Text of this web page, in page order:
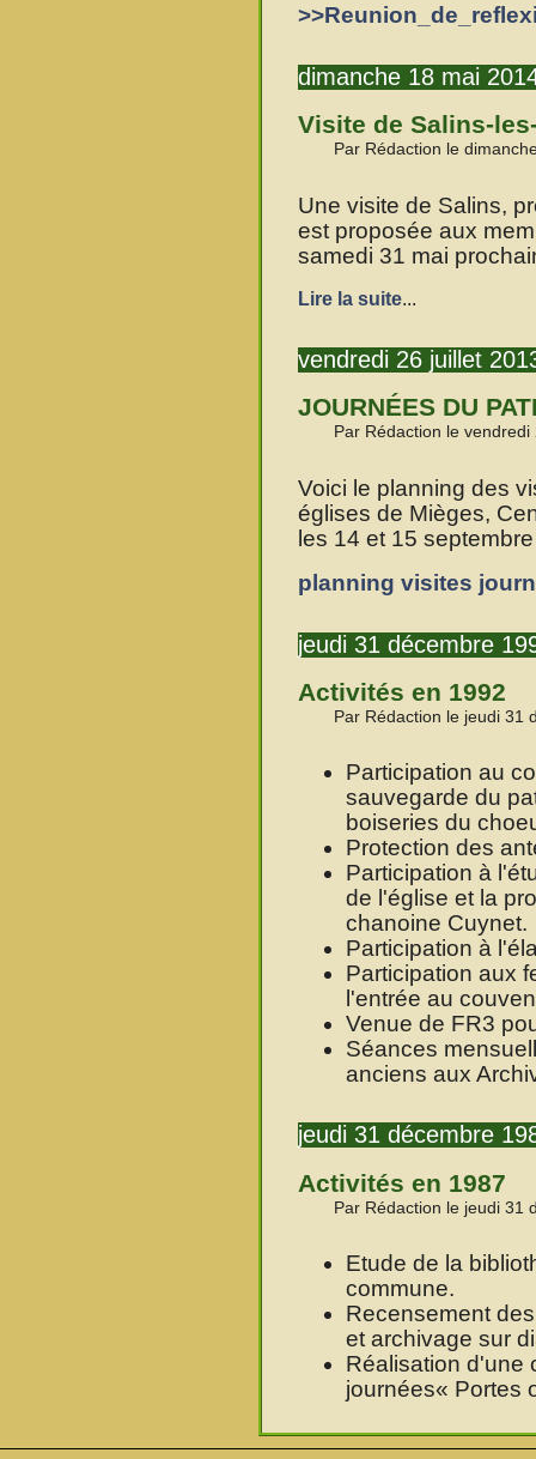
dimanche 18 mai
Visite de Salins-
Par Rédaction le
Une visite de Salins,
est proposée aux
samedi 31 mai
Lire la suite...
vendredi 26 juillet
JOURNÉES DU
Par Rédaction le
Voici le planning des
églises de Mièges,
les 14 et 15
planning visites
jeudi 31 décembre
Activités en 1992
Par Rédaction le jeudi 31
Participation au
sauvegarde du
boiseries du
Protection des
Participation à
de l'église et la
chanoine Cuynet.
Participation à
Participation aux
l'entrée au
Venue de FR3
Séances
anciens aux
jeudi 31 décembre
Activités en 1987
Par Rédaction le jeudi 31
Etude de la
commune.
Recensement
et archivage sur
Réalisation d'une
journées
Portes